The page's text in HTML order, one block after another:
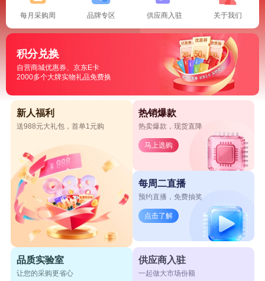
每月采购周 品牌专区 供应商入驻 关于我们
积分兑换
自营商城优惠券、京东E卡
2000多个大牌实物礼品免费换
新人福利
送988元大礼包，首单1元购
热销爆款
热卖爆款，现货直降
马上选购
每周二直播
预约直播，免费抽奖
点击了解
品质实验室
让您的采购更省心
供应商入驻
一起做大市场份额